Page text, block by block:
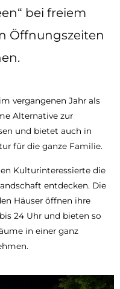
bei freiem
Öffnungszeiten
vergangenen Jahr als
Alternative zur
und bietet auch in
für die ganze Familie.
Kulturinteressierte die
entdecken. Die
Häuser öffnen ihre
24 Uhr und bieten so
in einer ganz